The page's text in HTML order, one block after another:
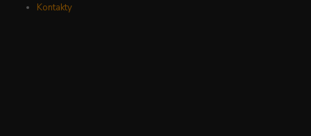
Kontakty